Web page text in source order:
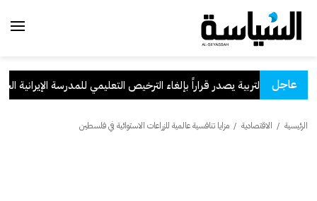
عاجل
وزير التربية يصدر قراراً بإلغاء الترخيص التعليمي للمدرسة الإيرانية
الرئيسية / الاقتصادية / مزايا تنافسية عالمية للزراعات الاستوائية في فلسطين